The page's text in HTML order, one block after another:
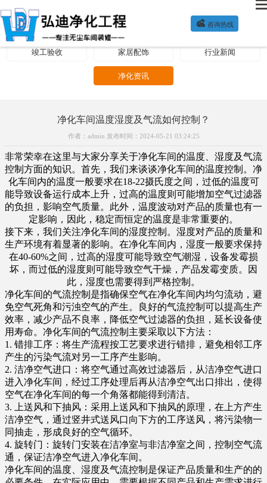
 咨询热线
净化方案 公司新闻 装修施工
竣工验收 家居配饰 行业新闻
净化资讯
净化车间温度湿度及气流如何控制？
作者：admin 发布时间：2024-05-21 03:24:25
非常荣幸在这里与大家分享关于净化车间的温度、湿度及气流
控制方面的知识。首先，我们来谈谈净化车间的温度控制。净
化车间内的温度一般要求在18-22摄氏度之间，过低的温度可
能导致设备运行成本上升，过高的温度则可能增加空气过滤器
的负担，影响空气质量。此外，温度波动对产品的质量也有一
定影响，因此，稳定而恒定的温度是非常重要的。
接下来，我们关注净化车间的湿度控制。湿度对产品的质量和
生产环境有着显著的影响。在净化车间内，湿度一般要求保持
在40-60%之间，过高的湿度可能导致空气潮湿，设备发霉损
坏，而过低的湿度则可能导致空气干燥，产品发霉变质。因
此，湿度也需要得到严格控制。
净化车间的气流控制是指确保空气在净化车间内均匀流动，避
免空气死角和污浊空气的产生。良好的气流控制可以提高生产
效率，减少产品不良率，降低空气过滤器的负担，延长设备使
用寿命。净化车间的气流控制主要采取以下方法：
1. 错排工序：将生产流程按工艺要求进行错排，避免相邻工序
产生的污染气流对另一工序产生影响。
2. 洁净空气进口：将空气通过高效过滤器后，从洁净空气进口
进入净化车间，经过工序处理后再从洁净空气出口排出，使得
空气在净化车间的每一个角落都能得到清洁。
3. 上送风和下抽风：采用上送风和下抽风的原理，在上方产生
洁净空气，通过竖井式送风口向下方的工序送风，将污染物一
同抽走，形成良好的空气循环。
4. 旋转门：旋转门安装在洁净室与非洁净室之间，控制空气流
通，保证洁净空气进入净化车间。
净化车间的温度、湿度及气流控制是保证产品质量和生产的的